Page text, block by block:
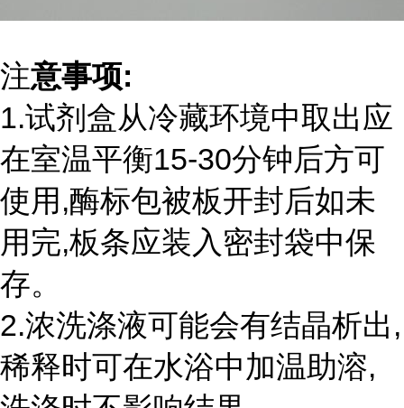
注意事项:
1.试剂盒从冷藏环境中取出应
在室温平衡15-30分钟后方可
使用,酶标包被板开封后如未
用完,板条应装入密封袋中保
存。
2.浓洗涤液可能会有结晶析出,
稀释时可在水浴中加温助溶,